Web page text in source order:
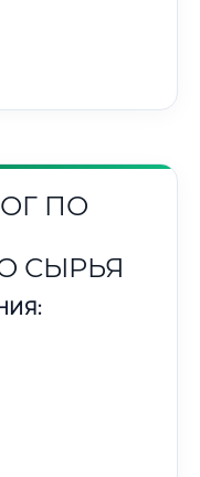
ПО
СЫРЬЯ